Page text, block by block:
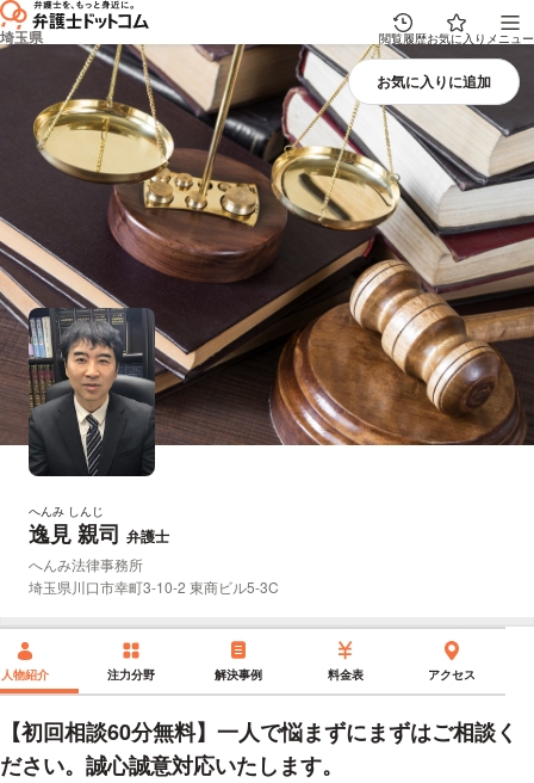
埼玉県 閲覧履歴お気に入り メニュー
へんみ しんじ
逸見 親司 弁護士
所属事務所：
へんみ法律事務所
所在地：
埼玉県川口市幸町3-10-2 東商ビル5-3C
人物紹介 注力分野 解決事例 料金表 アクセス
【初回相談60分無料】一人で悩まずにまずはご相談く
ださい。誠心誠意対応いたします。